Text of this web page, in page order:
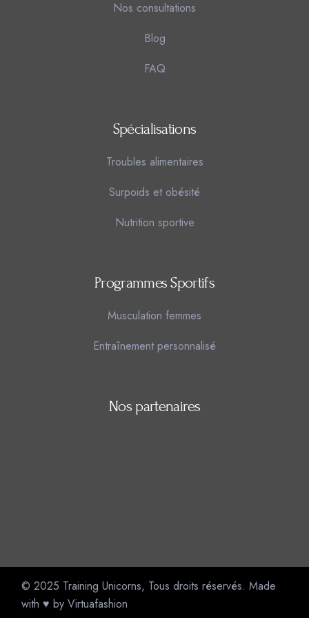
Nos consultations
Blog
FAQ
Spécialisations
Troubles alimentaires
Surpoids et obésité
Nutrition sportive
Programmes Sportifs
Musculation femmes
Entraînement personnalisé
Nos partenaires
© 2025 Training Unicorns, Tous droits réservés. Made
with ♥ byVirtuafashion